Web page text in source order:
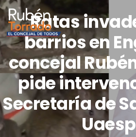
Ratas
barrios en
concejal
pide
Secretaría de
Uaesp